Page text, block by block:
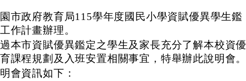
市政府教育局115學年度國民小學資賦優異學生鑑
作計畫辦理。
本市資賦優異鑑定之學生及家長充分了解本校資優
課程規劃及入班安置相關事宜，特舉辦此說明會。
會資訊如下：